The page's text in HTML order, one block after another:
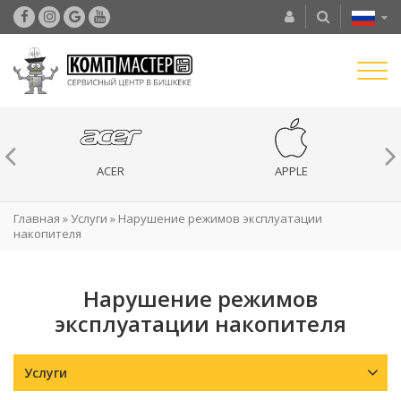
ACER APPLE
Главная »Услуги » Нарушение режимов эксплуатации
накопителя
Нарушение режимов
эксплуатации накопителя
Услуги